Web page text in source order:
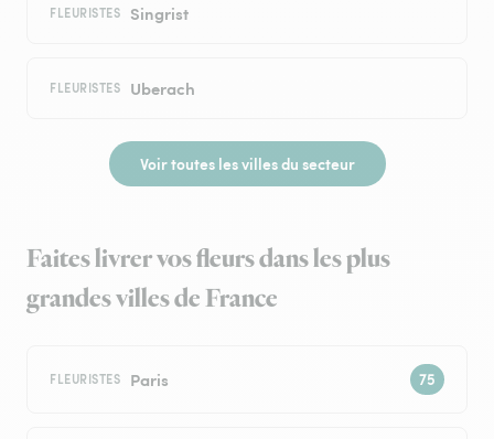
FLEURISTES Singrist
FLEURISTES Uberach
Voir toutes les villes du secteur
Faites livrer vos fleurs dans les plus
grandes villes de France
FLEURISTES Paris